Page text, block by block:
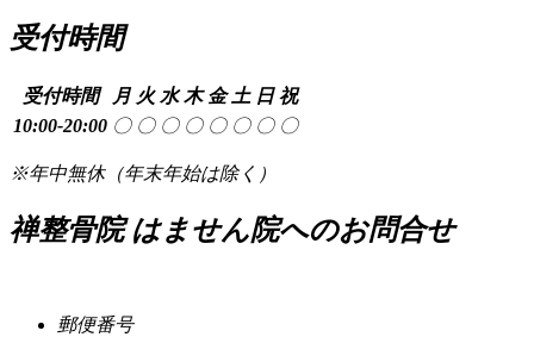
受付時間
受付時間 月 火 水 木 金 土 日 祝
10:00-20:00 〇 〇 〇 〇 〇 〇 〇 〇
※年中無休（年末年始は除く）
禅整骨院 はません院へのお問合せ
郵便番号